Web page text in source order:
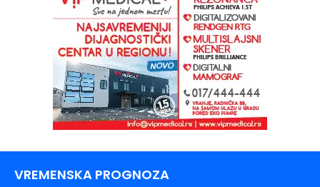
VREMENSKA PROGNOZA